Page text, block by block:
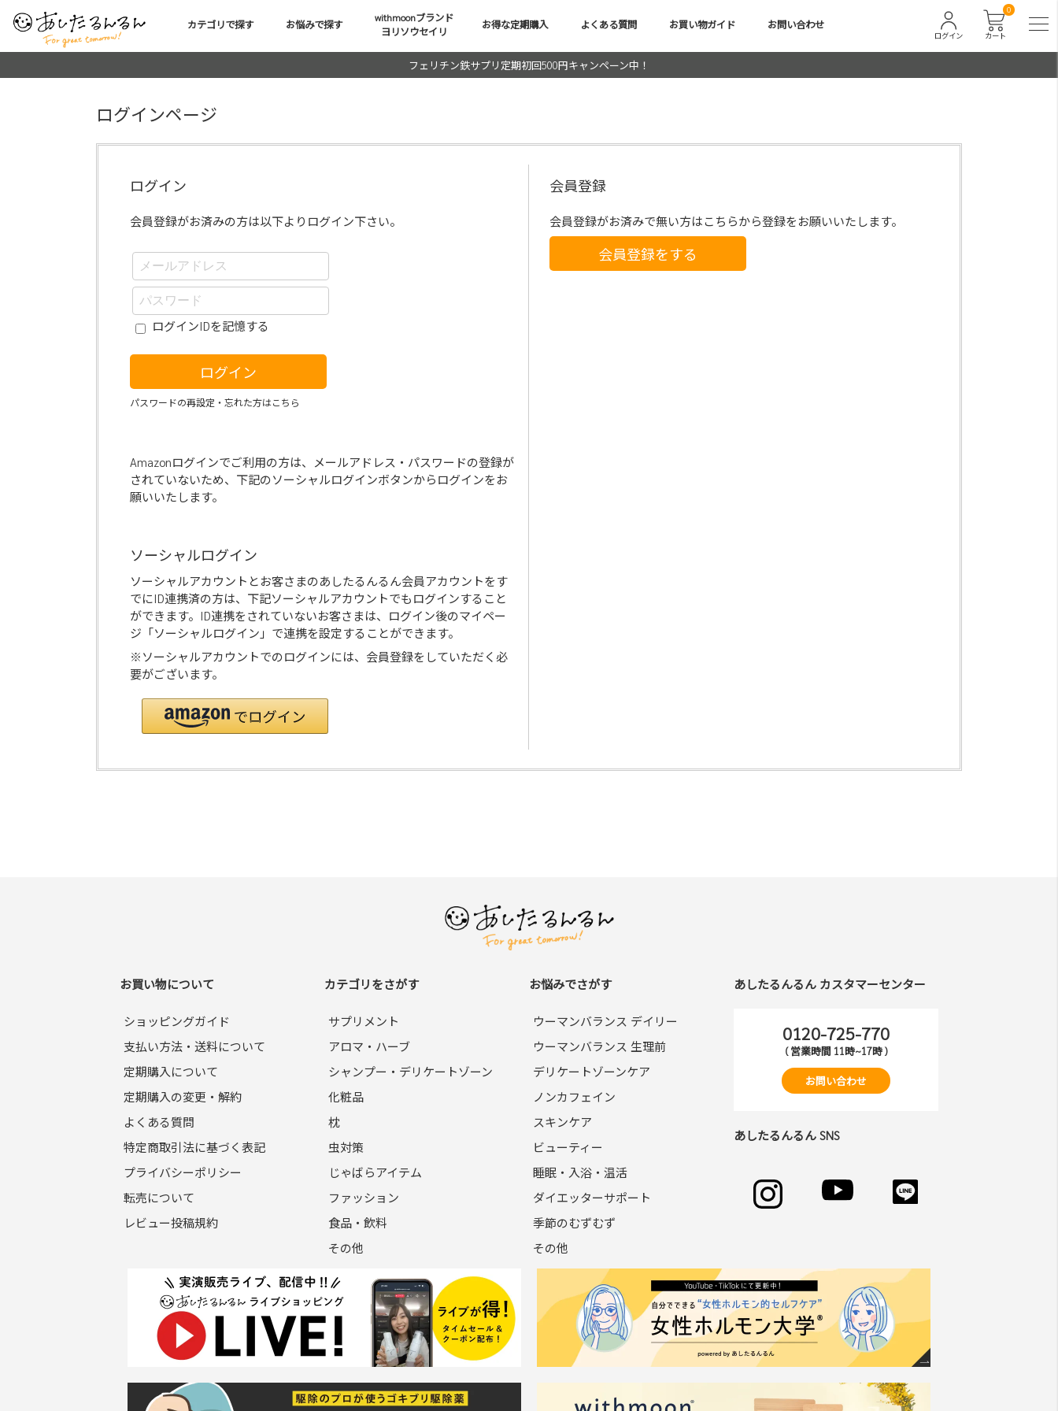
カテゴリで探す お悩みで探す
withmoonブランド
ヨリソウセイリ
お得な定期購入 よくある質問 お買い物ガイド お問い合わせ
カート
0
ログイン
フェリチン鉄サプリ定期初回500円キャンペーン中！
ログインページ
ログイン
会員登録がお済みの方は以下よりログイン下さい。
ログインIDを記憶する
ログイン
パスワードの再設定・忘れた方はこちら
Amazonログインでご利用の方は、メールアドレス・パスワードの登録が
されていないため、下記のソーシャルログインボタンからログインをお
願いいたします。
ソーシャルログイン
ソーシャルアカウントとお客さまのあしたるんるん会員アカウントをす
でにID連携済の方は、下記ソーシャルアカウントでもログインすること
ができます。ID連携をされていないお客さまは、ログイン後のマイペー
ジ「ソーシャルログイン」で連携を設定することができます。
※ソーシャルアカウントでのログインには、会員登録をしていただく必
要がございます。
会員登録
会員登録がお済みで無い方はこちらから登録をお願いいたします。
会員登録をする
お買い物について
ショッピングガイド
支払い方法・送料について
定期購入について
定期購入の変更・解約
よくある質問
特定商取引法に基づく表記
プライバシーポリシー
転売について
レビュー投稿規約
カテゴリをさがす
サプリメント
アロマ・ハーブ
シャンプー・デリケートゾーン
化粧品
枕
虫対策
じゃばらアイテム
ファッション
食品・飲料
その他
お悩みでさがす
ウーマンバランス デイリー
ウーマンバランス 生理前
デリケートゾーンケア
ノンカフェイン
スキンケア
ビューティー
睡眠・入浴・温活
ダイエッターサポート
季節のむずむず
その他
あしたるんるん カスタマーセンター
0120-725-770
( 営業時間 11時~17時 )
お問い合わせ
あしたるんるん SNS